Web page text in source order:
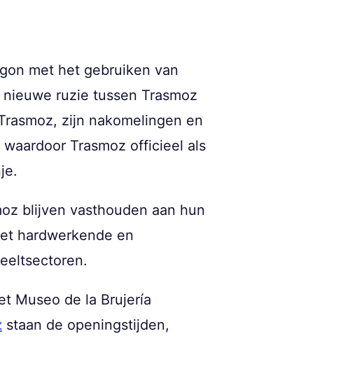
met het gebruiken van
ruzie tussen Trasmoz
zijn nakomelingen en
Trasmoz officieel als
blijven vasthouden aan hun
hardwerkende en
Museo de la Brujería
staan de openingstijden,